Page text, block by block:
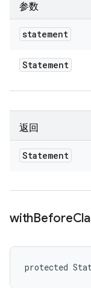
参数
statement
Statement
返回
Statement
withBefore
protected